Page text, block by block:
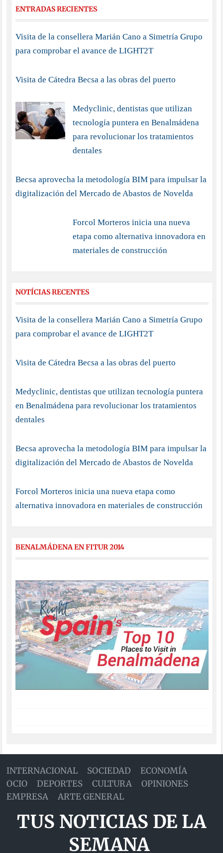
ENTRADAS RECIENTES
Visita de la consellera Marián Cano a Simetría Grupo
para comprobar el avance de LIGHT2T
Visita de Cátedra Becsa a las obras del puerto
Medyclinic, dentistas que utilizan
tecnología puntera en Benalmádena
para revolucionar los tratamientos
dentales
Becsa aprovecha la metodología BIM para impulsar la
digitalización del Mercado de Abastos de Novelda
Forcol Morteros inicia una nueva
etapa como alternativa innovadora en
materiales de construcción
NOTÍCIAS RECENTES
Visita de la consellera Marián Cano a Simetría Grupo
para comprobar el avance de LIGHT2T
Visita de Cátedra Becsa a las obras del puerto
Medyclinic, dentistas que utilizan tecnología puntera
en Benalmádena para revolucionar los tratamientos
dentales
Becsa aprovecha la metodología BIM para impulsar la
digitalización del Mercado de Abastos de Novelda
Forcol Morteros inicia una nueva etapa como
alternativa innovadora en materiales de construcción
BENALMÁDENA EN FITUR 2014
INTERNACIONAL SOCIEDAD
ECONOMÍA
OCIO
DEPORTES CULTURA
OPINIONES
EMPRESA
ARTE GENERAL
TUS NOTICIAS DE LA
SEMANA